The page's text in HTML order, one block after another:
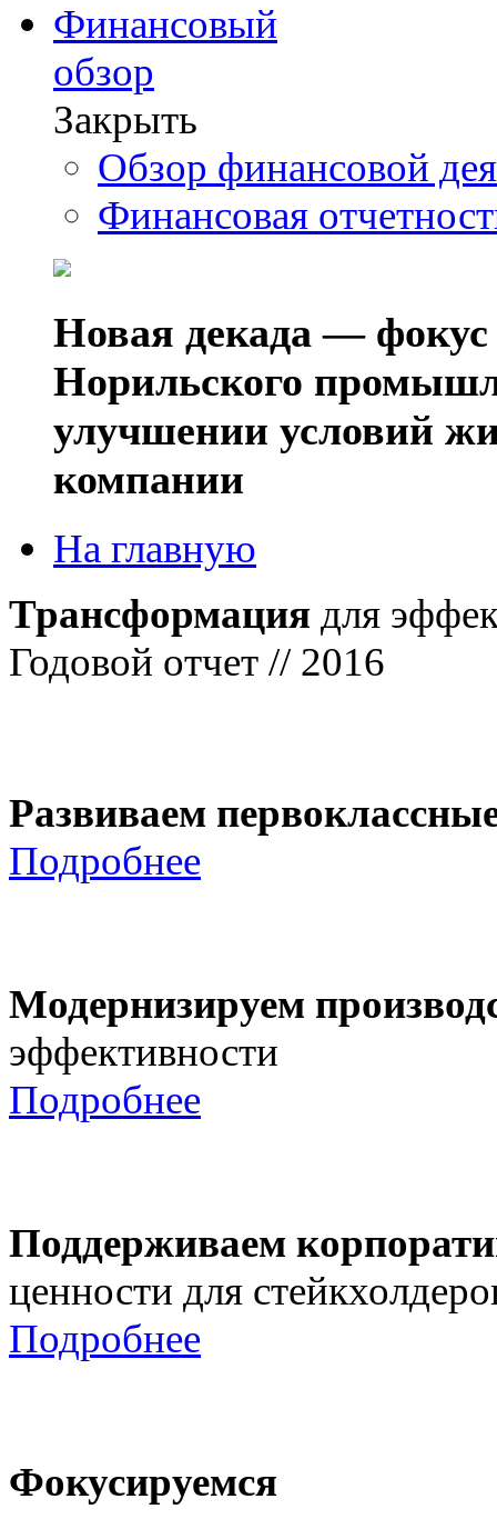
Финансовый
обзор
Закрыть
Обзор финансовой
Финансовая
Новая декада — фокус
Норильского
улучшении условий
компании
На главную
Трансформация для
Годовой отчет // 2016
Развиваем
Подробнее
Модернизируем
эффективности
Подробнее
Поддерживаем
ценности для
Подробнее
Фокусируемся